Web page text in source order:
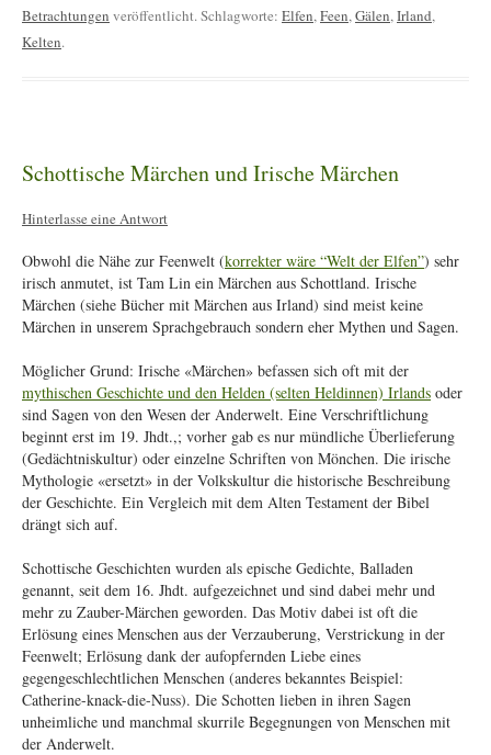
Betrachtungen veröffentlicht. Schlagworte: Elfen, Feen, Gälen, Irland,
Kelten.
Schottische Märchen und Irische Märchen
Hinterlasse eine Antwort
Obwohl die Nähe zur Feenwelt (korrekter wäre “Welt der Elfen”) sehr
irisch anmutet, ist Tam Lin ein Märchen aus Schottland. Irische
Märchen (siehe Bücher mit Märchen aus Irland) sind meist keine
Märchen in unserem Sprachgebrauch sondern eher Mythen und Sagen.
Möglicher Grund: Irische «Märchen» befassen sich oft mit der
mythischen Geschichte und den Helden (selten Heldinnen) Irlands oder
sind Sagen von den Wesen der Anderwelt. Eine Verschriftlichung
beginnt erst im 19. Jhdt.,; vorher gab es nur mündliche Überlieferung
(Gedächtniskultur) oder einzelne Schriften von Mönchen. Die irische
Mythologie «ersetzt» in der Volkskultur die historische Beschreibung
der Geschichte. Ein Vergleich mit dem Alten Testament der Bibel
drängt sich auf.
Schottische Geschichten wurden als epische Gedichte, Balladen
genannt, seit dem 16. Jhdt. aufgezeichnet und sind dabei mehr und
mehr zu Zauber-Märchen geworden. Das Motiv dabei ist oft die
Erlösung eines Menschen aus der Verzauberung, Verstrickung in der
Feenwelt; Erlösung dank der aufopfernden Liebe eines
gegengeschlechtlichen Menschen (anderes bekanntes Beispiel:
Catherine-knack-die-Nuss). Die Schotten lieben in ihren Sagen
unheimliche und manchmal skurrile Begegnungen von Menschen mit
der Anderwelt.